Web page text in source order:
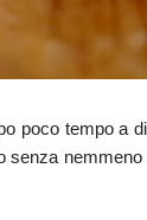
poco tempo a